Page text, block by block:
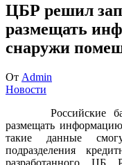
ЦБР решил
размещать
снаружи
От Admin
Новости
Российские
размещать
такие данные
подразделения
разработанного ЦБ